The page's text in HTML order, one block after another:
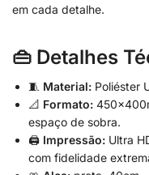
em cada detalhe.
👜 Detalhes
🧵 Material: Poliéster
📐 Formato:
espaço de sobra.
🖨️ Impressão: Ultra
com fidelidade